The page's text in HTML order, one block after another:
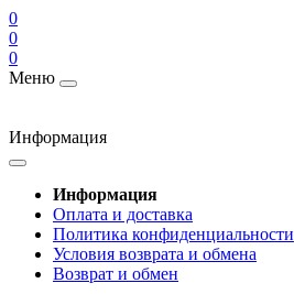
0
0
0
Меню
Информация
Информация
Оплата и доставка
Политика конфиденциальности
Условия возврата и обмена
Возврат и обмен